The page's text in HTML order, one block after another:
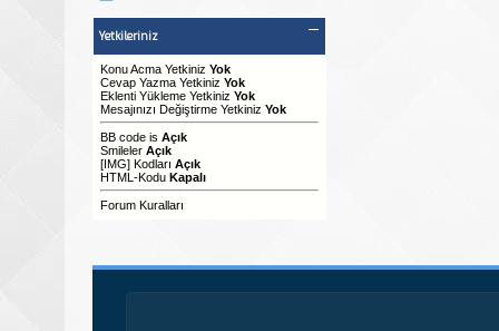
Yetkileriniz
Konu Acma Yetkiniz Yok
Cevap Yazma Yetkiniz Yok
Eklenti Yükleme Yetkiniz Yok
Mesajınızı Değiştirme Yetkiniz Yok
BB code is Açık
Smileler Açık
[IMG] Kodları Açık
HTML-Kodu Kapalı
Forum Kuralları